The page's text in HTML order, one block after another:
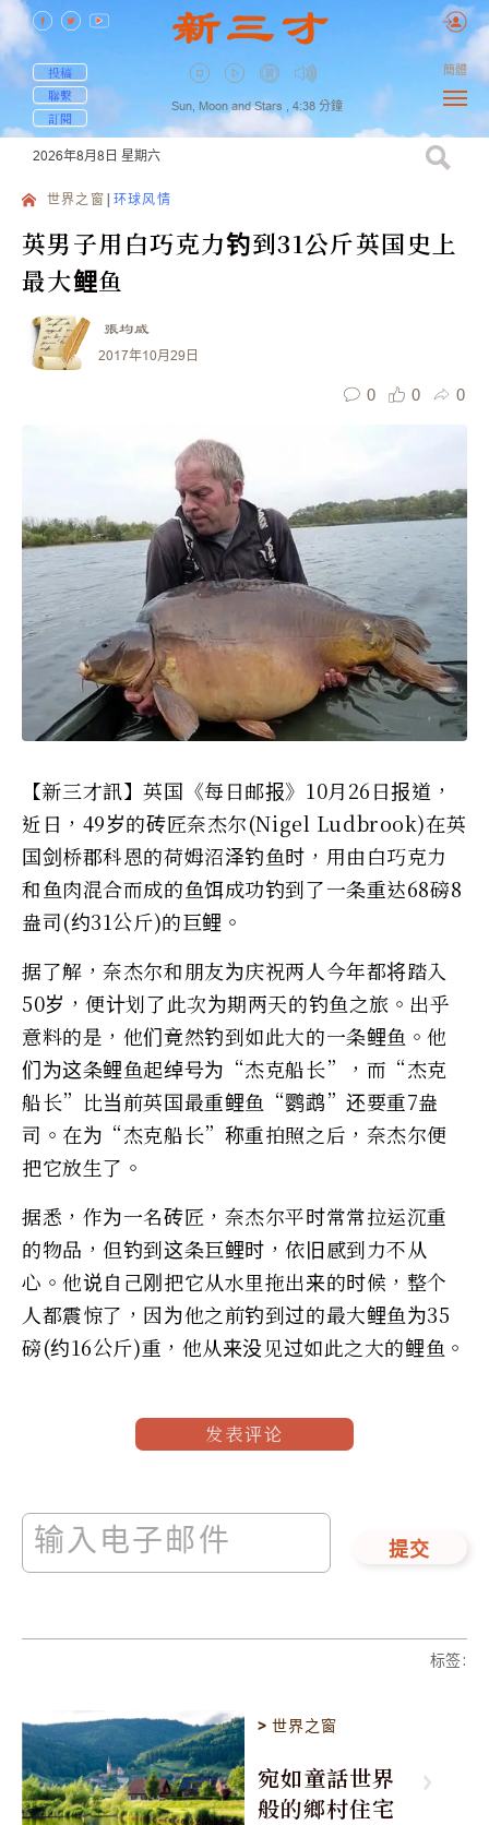
投稿
聯繫
訂閱
Sun, Moon and Stars , 4:38 分鐘
簡體
2026年8月8日 星期六
世界之窗 环球风情
英男子用白巧克力钓到31公斤英国史上
最大鲤鱼
張均威
2017年10月29日
0 0 0
【新三才訊】英国《每日邮报》10月26日报道，
近日，49岁的砖匠奈杰尔(Nigel Ludbrook)在英
国剑桥郡科恩的荷姆沼泽钓鱼时，用由白巧克力
和鱼肉混合而成的鱼饵成功钓到了一条重达68磅8
盎司(约31公斤)的巨鲤。
据了解，奈杰尔和朋友为庆祝两人今年都将踏入
50岁，便计划了此次为期两天的钓鱼之旅。出乎
意料的是，他们竟然钓到如此大的一条鲤鱼。他
们为这条鲤鱼起绰号为“杰克船长”，而“杰克
船长”比当前英国最重鲤鱼“鹦鹉”还要重7盎
司。在为“杰克船长”称重拍照之后，奈杰尔便
把它放生了。
据悉，作为一名砖匠，奈杰尔平时常常拉运沉重
的物品，但钓到这条巨鲤时，依旧感到力不从
心。他说自己刚把它从水里拖出来的时候，整个
人都震惊了，因为他之前钓到过的最大鲤鱼为35
磅(约16公斤)重，他从来没见过如此之大的鲤鱼。
发表评论
提交
标签:
>世界之窗
宛如童話世界
般的鄉村住宅